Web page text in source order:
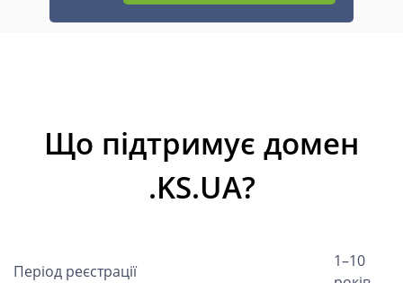
Що підтримує домен
.KS.UA?
Період реєстрації
1–10